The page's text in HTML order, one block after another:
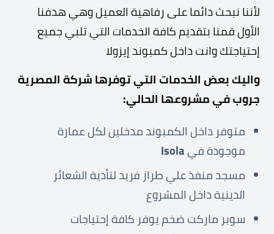
لأننا نبحث دائما على رفاهية العميل وهي هدفنا
الأول قمنا بتقديم كافة الخدمات التي تلبي جميع
إحتياجتك وانت داخل كمبوند إيزولا
واليك بعض الخدمات التي توفرها شركة المصرية
جروب في مشروعها الحالي:
متوفر داخل الكمبوند مدخلين لكل عمارة
موجودة فيIsola
مسجد منفذ علي طراز فريد لتأدية الشعائر
الدينية داخل المشروع
سوبر ماركت ضخم يوفر كافة إحتياجات